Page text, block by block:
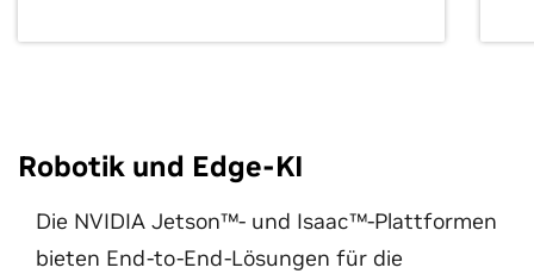
Robotik und Edge-KI
Die NVIDIA Jetson™- und Isaac™-Plattformen
bieten End-to-End-Lösungen für die